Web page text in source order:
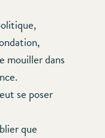
mouiller dans
se poser
que